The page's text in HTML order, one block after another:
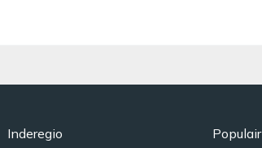
Inderegio Populair